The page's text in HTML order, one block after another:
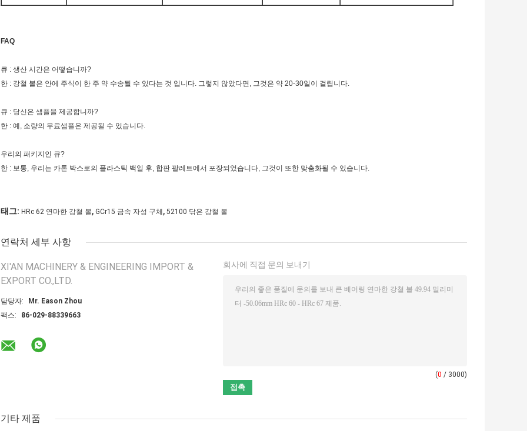
FAQ
큐 : 생산 시간은 어떻습니까?
한 : 강철 볼은 안에 주식이 한 주 약 수송될 수 있다는 것 입니다. 그렇지 않았다면, 그것은 약 20-30일이 걸립니다.
큐 : 당신은 샘플을 제공합니까?
한 : 예, 소량의 무료샘플은 제공될 수 있습니다.
우리의 패키지인 큐?
한 : 보통, 우리는 카톤 박스로의 플라스틱 백일 후, 합판 팔레트에서 포장되었습니다, 그것이 또한 맞춤화될 수 있습니다.
태그: HRc 62 연마한 강쳘 볼, GCr15 금속 자성 구체 , 52100 닦은 강철 볼
연락처 세부 사항
XI'AN MACHINERY & ENGINEERING IMPORT &
EXPORT CO.,LTD.
담당자:
Mr. Eason Zhou
팩스:
86-029-88339663
회사에 직접 문의 보내기
(0 / 3000)
기타 제품